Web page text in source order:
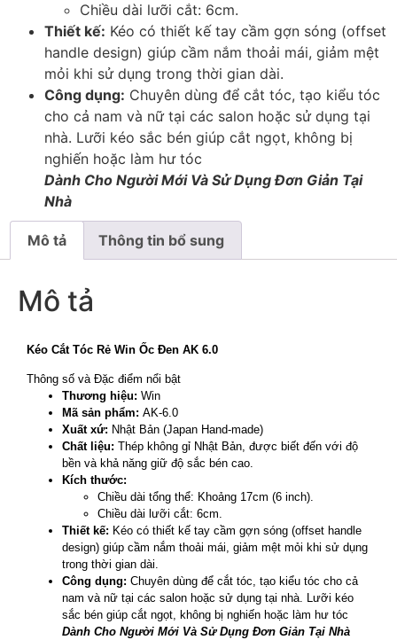
Chiều dài lưỡi cắt: 6cm.
Thiết kế: Kéo có thiết kế tay cầm gợn sóng (offset
handle design) giúp cầm nắm thoải mái, giảm mệt
mỏi khi sử dụng trong thời gian dài.
Công dụng: Chuyên dùng để cắt tóc, tạo kiểu tóc
cho cả nam và nữ tại các salon hoặc sử dụng tại
nhà. Lưỡi kéo sắc bén giúp cắt ngọt, không bị
nghiến hoặc làm hư tóc
Dành Cho Người Mới Và Sử Dụng Đơn Giản Tại
Nhà
Mô tả Thông tin bổ sung
Mô tả
Kéo Cắt Tóc Rẻ Win Ốc Đen AK 6.0
Thông số và Đặc điểm nổi bật
Thương hiệu: Win
Mã sản phẩm: AK-6.0
Xuất xứ: Nhật Bản (Japan Hand-made)
Chất liệu: Thép không gỉ Nhật Bản, được biết đến với độ
bền và khả năng giữ độ sắc bén cao.
Kích thước:
Chiều dài tổng thể: Khoảng 17cm (6 inch).
Chiều dài lưỡi cắt: 6cm.
Thiết kế: Kéo có thiết kế tay cầm gợn sóng (offset handle
design) giúp cầm nắm thoải mái, giảm mệt mỏi khi sử dụng
trong thời gian dài.
Công dụng: Chuyên dùng để cắt tóc, tạo kiểu tóc cho cả
nam và nữ tại các salon hoặc sử dụng tại nhà. Lưỡi kéo
sắc bén giúp cắt ngọt, không bị nghiến hoặc làm hư tóc
Dành Cho Người Mới Và Sử Dụng Đơn Giản Tại Nhà